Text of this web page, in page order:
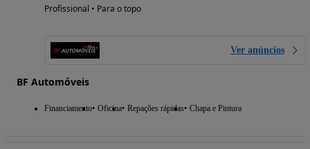
Profissional • Para o topo
Ver anúncios
BF Automóveis
Financiamento Oficina Repações rápidas Chapa e Pintura